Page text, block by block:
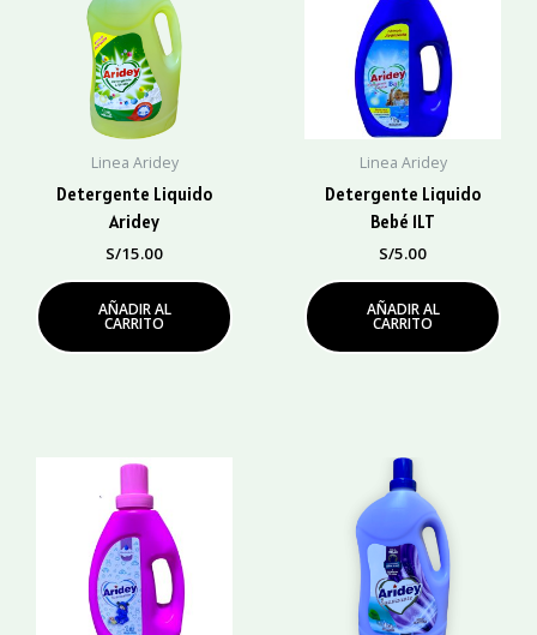
Linea Aridey
Detergente Liquido
Aridey
S/15.00
AÑADIR AL
CARRITO
Linea Aridey
Detergente Liquido
Bebé 1LT
S/5.00
AÑADIR AL
CARRITO